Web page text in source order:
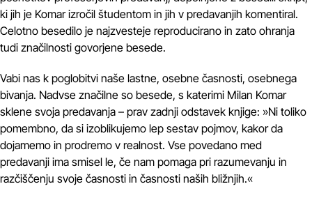
ki jih je Komar izročil študentom in jih v predavanjih komentiral.
Celotno besedilo je najzvesteje reproducirano in zato ohranja
tudi značilnosti govorjene besede.
Vabi nas k poglobitvi naše lastne, osebne časnosti, osebnega
bivanja. Nadvse značilne so besede, s katerimi Milan Komar
sklene svoja predavanja – prav zadnji odstavek knjige: »Ni toliko
pomembno, da si izoblikujemo lep sestav pojmov, kakor da
dojamemo in prodremo v realnost. Vse povedano med
predavanji ima smisel le, če nam pomaga pri razumevanju in
razčiščenju svoje časnosti in časnosti naših bližnjih.«